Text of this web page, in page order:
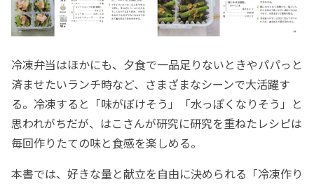
冷凍弁当はほかにも、夕食で一品足りないときやパパっと
済ませたいランチ時など、さまざまなシーンで大活躍す
る。冷凍すると「味がぼけそう」「水っぽくなりそう」と
思われがちだが、はこさんが研究に研究を重ねたレシピは
毎回作りたての味と食感を楽しめる。
本書では、好きな量と献立を自由に決められる「冷凍作り